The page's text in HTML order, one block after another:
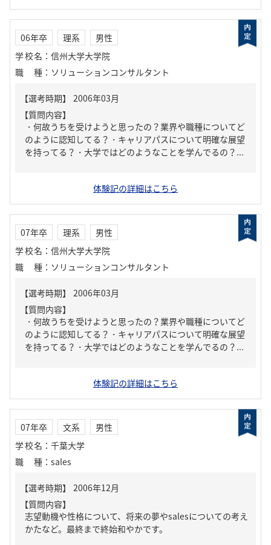
06年卒 理系
男性
学校名 ： 信州大学大学院
職種 ： ソリューションコンサルタント
【質問内容】
・何故うちを受けようと思ったの？業界や職種についてど
のように認知してる？・キャリアパスについて明確な展望
を持ってる？・大学ではどのようなことを学んでるの？...
体験記の詳細はこちら
07年卒 理系
男性
学校名 ： 信州大学大学院
職種 ： ソリューションコンサルタント
【質問内容】
・何故うちを受けようと思ったの？業界や職種についてど
のように認知してる？・キャリアパスについて明確な展望
を持ってる？・大学ではどのようなことを学んでるの？...
体験記の詳細はこちら
07年卒 文系
男性
学校名 ： 千葉大学
職種 ： sales
【質問内容】
志望動機や性格について、将来の夢やsalesについての考え
かたなど。最終まで終始和やかです。